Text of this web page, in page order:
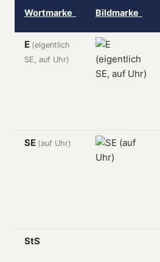
Wortmarke Bildmarke
E (eigentlich
SE, auf Uhr)
SE (auf Uhr)
StS